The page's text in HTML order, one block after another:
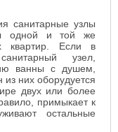
санитарные узлы
одной и той же
квартир. Если в
узел,
ванны с душем,
них оборудуется
двух или более
примыкает к
остальные